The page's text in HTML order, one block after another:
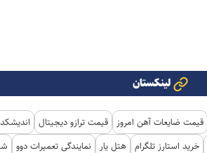
لینکستان
قیمت ضایعات آهن امروز قیمت ترازو دیجیتال
خرید استارز تلگرام هتل یار نمایندگی تعمیرات دوو